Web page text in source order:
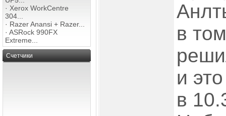
· Xerox WorkCentre
304...
· Razer Anansi + Razer...
· ASRock 990FX
Extreme...
Счетчики
в
и
в